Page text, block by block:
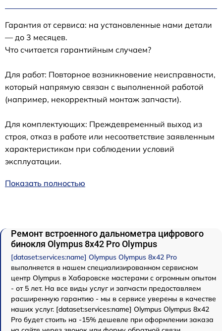
Гарантия от сервиса: на установленные нами детали
— до 3 месяцев.
Что считается гарантийным случаем?
Для работ: Повторное возникновение неисправности,
который напрямую связан с выполненной работой
(например, некорректный монтаж запчасти).
Для комплектующих: Преждевременный выход из
строя, отказ в работе или несоответствие заявленным
характеристикам при соблюдении условий
эксплуатации.
Показать полностью
Ремонт встроенного дальнометра цифрового
бинокля Olympus 8x42 Pro Olympus
[dataset:services:name] Olympus Olympus 8x42 Pro
выполняется в нашем специализированном сервисном
центр Olympus в Хабаровске мастерами с огромным опытом
- от 5 лет. На все виды услуг и запчасти предоставляем
расширенную гарантию - мы в сервисе уверены в качестве
наших услуг. [dataset:services:name] Olympus Olympus 8x42
Pro будет стоить на -15% дешевле при оформлении заказа